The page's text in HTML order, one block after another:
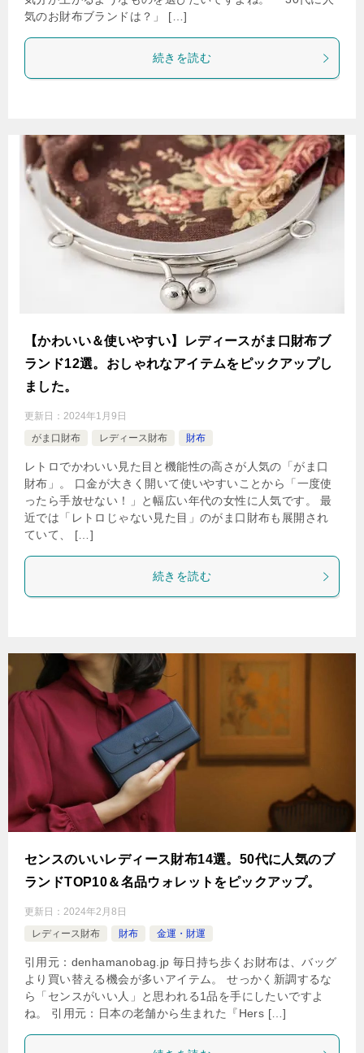
気のお財布ブランドは？」 […]
続きを読む
【かわいい＆使いやすい】レディースがま口財布ブ
ランド12選。おしゃれなアイテムをピックアップし
ました。
更新日： 2024年1月9日
がま口財布
レディース財布 財布
レトロでかわいい見た目と機能性の高さが人気の「がま口
財布」。 口金が大きく開いて使いやすいことから「一度使
ったら手放せない！」と幅広い年代の女性に人気です。 最
近では「レトロじゃない見た目」のがま口財布も展開され
ていて、 […]
続きを読む
センスのいいレディース財布14選。50代に人気のブ
ランドTOP10＆名品ウォレットをピックアップ。
更新日： 2024年2月8日
レディース財布
財布 金運・財運
引用元：denhamanobag.jp 毎日持ち歩くお財布は、バッグ
より買い替える機会が多いアイテム。 せっかく新調するな
ら「センスがいい人」と思われる1品を手にしたいですよ
ね。 引用元：日本の老舗から生まれた『Hers […]